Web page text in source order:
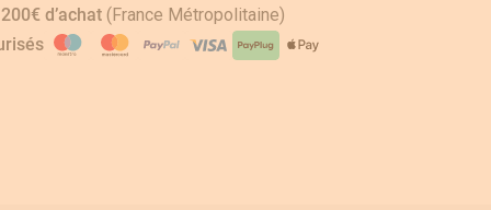
d’achat(France Métropolitaine)